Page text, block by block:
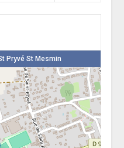
Pryvé St Mesmin